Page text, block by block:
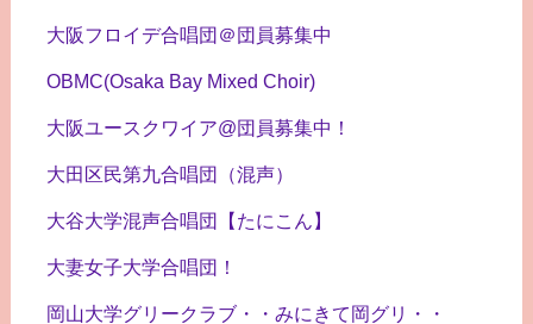
大阪フロイデ合唱団＠団員募集中
OBMC(Osaka Bay Mixed Choir)
大阪ユースクワイア@団員募集中！
大田区民第九合唱団（混声）
大谷大学混声合唱団【たにこん】
大妻女子大学合唱団！
岡山大学グリークラブ・・みにきて岡グリ・・